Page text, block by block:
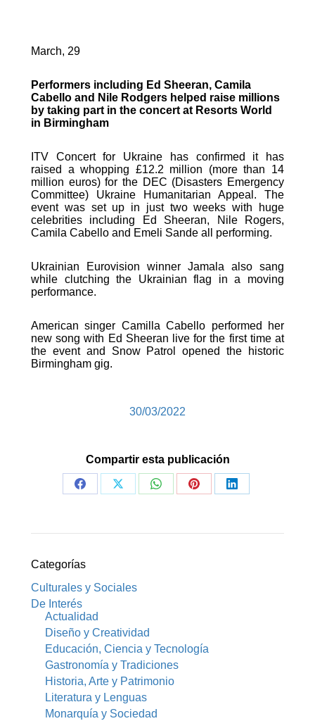
March, 29
Performers including Ed Sheeran, Camila
Cabello and Nile Rodgers helped raise millions
by taking part in the concert at Resorts World
in Birmingham
ITV Concert for Ukraine has confirmed it has
raised a whopping £12.2 million (more than 14
million euros) for the DEC (Disasters Emergency
Committee) Ukraine Humanitarian Appeal. The
event was set up in just two weeks with huge
celebrities including Ed Sheeran, Nile Rogers,
Camila Cabello and Emeli Sande all performing.
Ukrainian Eurovision winner Jamala also sang
while clutching the Ukrainian flag in a moving
performance.
American singer Camilla Cabello performed her
new song with Ed Sheeran live for the first time at
the event and Snow Patrol opened the historic
Birmingham gig.
30/03/2022
Compartir esta publicación
Share
Facebook
Share
X
Share
WhatsApp
Share
Pinterest
Share
LinkedIn
Categorías
Culturales y Sociales
De Interés
Actualidad
Diseño y Creatividad
Educación, Ciencia y Tecnología
Gastronomía y Tradiciones
Historia, Arte y Patrimonio
Literatura y Lenguas
Monarquía y Sociedad